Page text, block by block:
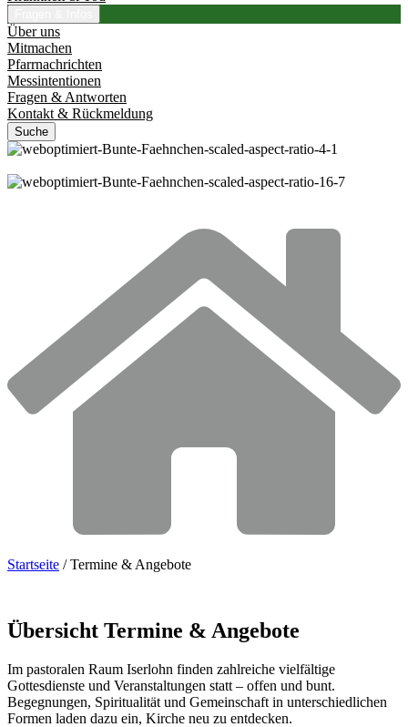
Über uns
Mitmachen
Pfarrnachrichten
Messintentionen
Fragen & Antworten
Kontakt & Rückmeldung
Suche
Startseite /Termine & Angebote
Übersicht Termine & Angebote
Im pastoralen Raum Iserlohn finden zahlreiche vielfältige
Gottesdienste und Veranstaltungen statt – offen und bunt.
Begegnungen, Spiritualität und Gemeinschaft in unterschiedlichen
Formen laden dazu ein, Kirche neu zu entdecken.